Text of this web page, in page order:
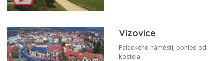
Vizovice
Palackého náměstí, pohled od
kostela